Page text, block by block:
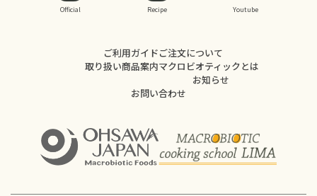
Official Recipe Youtube
ご利用ガイドご注文について
取り扱い商品案内マクロビオティックとは
お知らせ
お問い合わせ